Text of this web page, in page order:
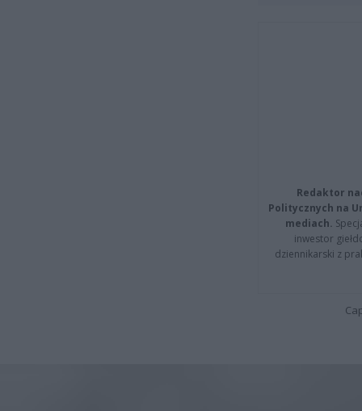
Redaktor
Politycznych na
mediach.
inwestor
dziennikarski z